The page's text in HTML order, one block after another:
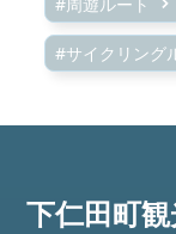
#サイクリング